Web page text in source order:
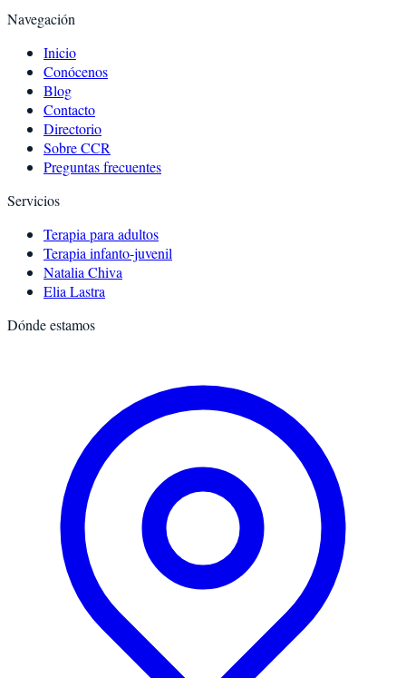
Navegación
Inicio
Conócenos
Blog
Contacto
Directorio
Sobre CCR
Preguntas frecuentes
Servicios
Terapia para adultos
Terapia infanto-juvenil
Natalia Chiva
Elia Lastra
Dónde estamos